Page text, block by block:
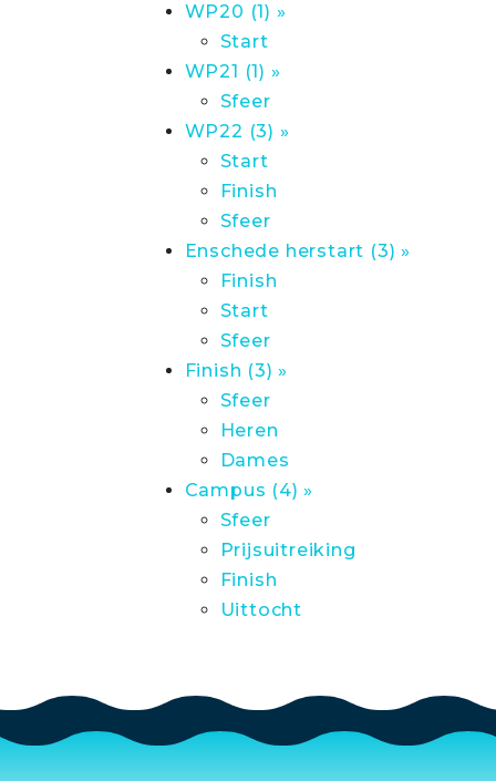
WP20 (1) »
Start
WP21 (1) »
Sfeer
WP22 (3) »
Start
Finish
Sfeer
Enschede herstart (3) »
Finish
Start
Sfeer
Finish (3) »
Sfeer
Heren
Dames
Campus (4) »
Sfeer
Prijsuitreiking
Finish
Uittocht